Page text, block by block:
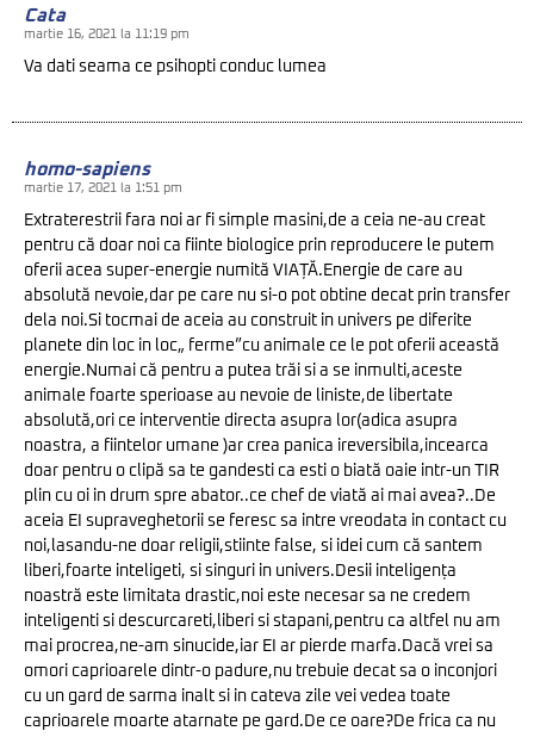
Cata
martie 16, 2021 la 11:19 pm
Va dati seama ce psihopti conduc lumea
homo-sapiens
martie 17, 2021 la 1:51 pm
Extraterestrii fara noi ar fi simple masini,de a ceia ne-au creat
pentru că doar noi ca fiinte biologice prin reproducere le putem
oferii acea super-energie numită VIAȚĂ.Energie de care au
absolută nevoie,dar pe care nu si-o pot obtine decat prin transfer
dela noi.Si tocmai de aceia au construit in univers pe diferite
planete din loc in loc„ ferme”cu animale ce le pot oferii această
energie.Numai că pentru a putea trăi si a se inmulti,aceste
animale foarte sperioase au nevoie de liniste,de libertate
absolută,ori ce interventie directa asupra lor(adica asupra
noastra, a fiintelor umane )ar crea panica ireversibila,incearca
doar pentru o clipă sa te gandesti ca esti o biată oaie intr-un TIR
plin cu oi in drum spre abator..ce chef de viată ai mai avea?..De
aceia EI supraveghetorii se feresc sa intre vreodata in contact cu
noi,lasandu-ne doar religii,stiinte false, si idei cum că santem
liberi,foarte inteligeti, si singuri in univers.Desii inteligența
noastră este limitata drastic,noi este necesar sa ne credem
inteligenti si descurcareti,liberi si stapani,pentru ca altfel nu am
mai procrea,ne-am sinucide,iar EI ar pierde marfa.Dacă vrei sa
omori caprioarele dintr-o padure,nu trebuie decat sa o inconjori
cu un gard de sarma inalt si in cateva zile vei vedea toate
caprioarele moarte atarnate pe gard.De ce oare?De frica ca nu